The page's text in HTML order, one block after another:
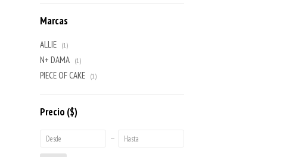
Marcas
ALLIE (1)
N+ DAMA (1)
PIECE OF CAKE (1)
Precio ($)